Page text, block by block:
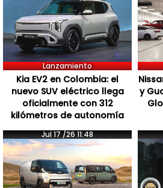
Lanzamiento
Kia EV2 en Colombia: el
nuevo SUV eléctrico llega
oficialmente con 312
kilómetros de autonomía
y
Jul 17 /26 11:48